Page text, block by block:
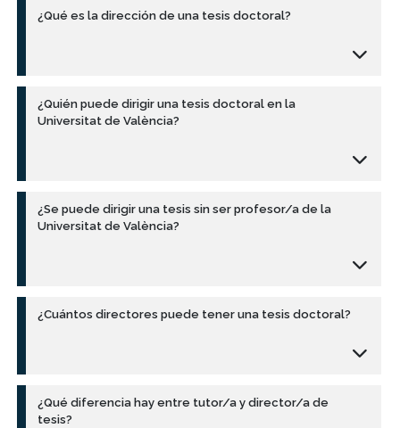
¿Qué es la dirección de una tesis doctoral?
¿Quién puede dirigir una tesis doctoral en la
Universitat de València?
¿Se puede dirigir una tesis sin ser profesor/a de la
Universitat de València?
¿Cuántos directores puede tener una tesis doctoral?
¿Qué diferencia hay entre tutor/a y director/a de
tesis?